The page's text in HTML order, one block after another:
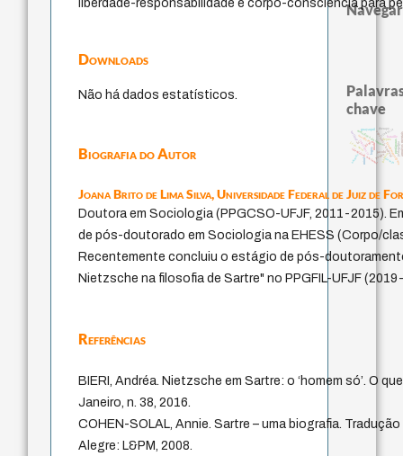
liberdade-responsabilidade e corpo-consciência para
Downloads
Não há dados estatísticos.
Biografia do Autor
Joana Brito de Lima Silva,Universidade Federal de Juiz de
Doutora em Sociologia (PPGCSO-UFJF, 2011-2015).
de pós-doutorado em Sociologia na EHESS (Corpo/
Recentemente concluiu o estágio de pós-
Nietzsche na filosofia de Sartre" no PPGFIL-UFJF
Referências
BIERI, Andréa. Nietzsche em Sartre: o ‘homem só’. O
Janeiro, n. 38, 2016.
COHEN-SOLAL, Annie. Sartre – uma biografia.
Alegre: L&PM, 2008.
Navegar
chave
fundamentalismo
jacobi protágoras
experiência temporal
metafísica do tempo
géneroidade
intolerância
identidade nacional
j.c.m. neto
palavra
perdón
leyes
violencia
guayaquil
logos pedagogia
lei
desejo
sacrifício bataille
therapy
animais
realidad